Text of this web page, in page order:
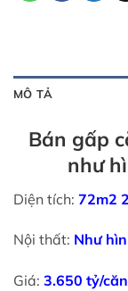
MÔ TẢ
Bán gấp
như
Diện tích: 72m2
Nội thất: Như
Giá: 3.650 tỷ/